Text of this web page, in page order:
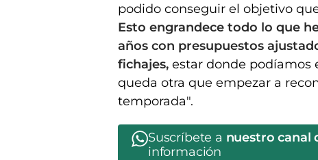
podido conseguir el objetivo
Esto engrandece todo lo que
años con presupuestos
fichajes, estar donde podíamos
queda otra que empezar a
temporada".
Suscríbete a nuestro canal
información